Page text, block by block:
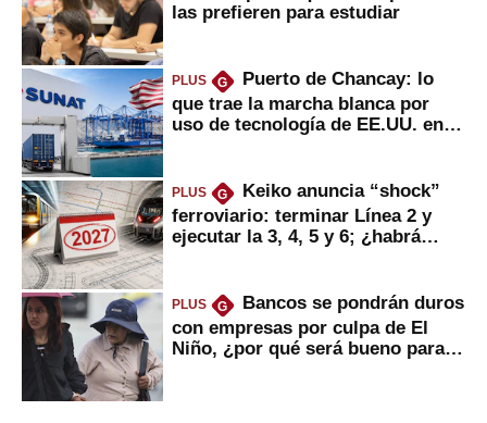
las prefieren para estudiar
PLUS G
Puerto de Chancay: lo
que trae la marcha blanca por
uso de tecnología de EE.UU. en
PLUS G
Keiko anuncia “shock”
ferroviario: terminar Línea 2 y
ejecutar la 3, 4, 5 y 6; ¿habrá
PLUS G
Bancos se pondrán duros
con empresas por culpa de El
Niño, ¿por qué será bueno para